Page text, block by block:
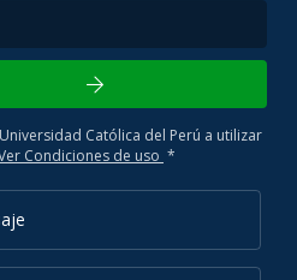
Católica del Perú a utilizar
Condiciones de uso *